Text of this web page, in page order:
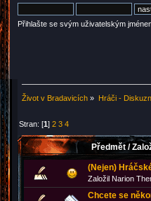
Přihlašte se svým uživatelským
Život v Bradavicích » Hráči -
Stran: [1]2 3 4
Předmět /
(Nejen)
Založil Narion
Chcete se